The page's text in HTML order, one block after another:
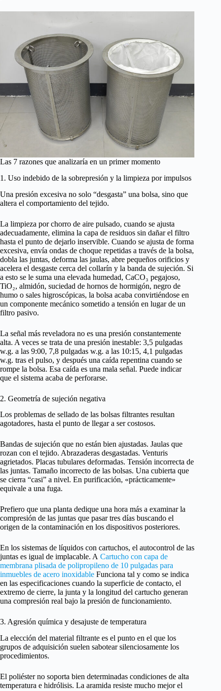
Las 7 razones que analizaría en un primer momento
1. Uso indebido de la sobrepresión y la limpieza por impulsos
Una presión excesiva no solo “desgasta” una bolsa, sino que
altera el comportamiento del tejido.
La limpieza por chorro de aire pulsado, cuando se ajusta
adecuadamente, elimina la capa de residuos sin dañar el filtro
hasta el punto de dejarlo inservible. Cuando se ajusta de forma
excesiva, envía ondas de choque repetidas a través de la bolsa,
dobla las juntas, deforma las jaulas, abre pequeños orificios y
acelera el desgaste cerca del collarín y la banda de sujeción. Si
a esto se le suma una elevada humedad, CaCO₃ pegajoso,
TiO₂, almidón, suciedad de hornos de hormigón, negro de
humo o sales higroscópicas, la bolsa acaba convirtiéndose en
un componente mecánico sometido a tensión en lugar de un
filtro pasivo.
La señal más reveladora no es una presión constantemente
alta. A veces se trata de una presión inestable: 3,5 pulgadas
w.g. a las 9:00, 7,8 pulgadas w.g. a las 10:15, 4,1 pulgadas
w.g. tras el pulso, y después una caída repentina cuando se
rompe la bolsa. Esa caída es una mala señal. Puede indicar
que el sistema acaba de perforarse.
2. Geometría de sujeción negativa
Los problemas de sellado de las bolsas filtrantes resultan
agotadores, hasta el punto de llegar a ser costosos.
Bandas de sujeción que no están bien ajustadas. Jaulas que
rozan con el tejido. Abrazaderas desgastadas. Venturis
agrietados. Placas tubulares deformadas. Tensión incorrecta de
las juntas. Tamaño incorrecto de las bolsas. Una cubierta que
se cierra “casi” a nivel. En purificación, «prácticamente»
equivale a una fuga.
Prefiero que una planta dedique una hora más a examinar la
compresión de las juntas que pasar tres días buscando el
origen de la contaminación en los dispositivos posteriores.
En los sistemas de líquidos con cartuchos, el autocontrol de las
juntas es igual de implacable. A Cartucho con capa de
membrana plisada de polipropileno de 10 pulgadas para
inmuebles de acero inoxidable Funciona tal y como se indica
en las especificaciones cuando la superficie de contacto, el
extremo de cierre, la junta y la longitud del cartucho generan
una compresión real bajo la presión de funcionamiento.
3. Agresión química y desajuste de temperatura
La elección del material filtrante es el punto en el que los
grupos de adquisición suelen sabotear silenciosamente los
procedimientos.
El poliéster no soporta bien determinadas condiciones de alta
temperatura e hidrólisis. La aramida resiste mucho mejor el